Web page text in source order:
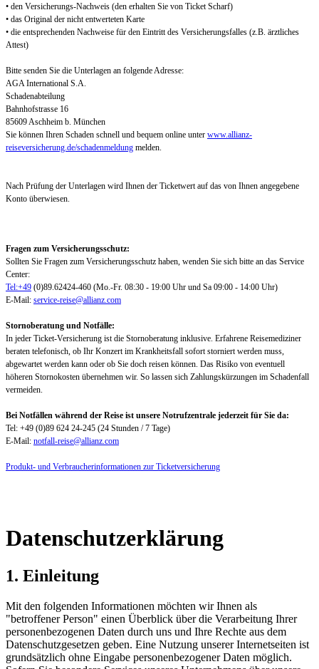
• den Versicherungs-Nachweis (den erhalten Sie von Ticket Scharf)
• das Original der nicht entwerteten Karte
• die entsprechenden Nachweise für den Eintritt des Versicherungsfalles (z.B. ärztliches
Attest)
Bitte senden Sie die Unterlagen an folgende Adresse:
AGA International S.A.
Schadenabteilung
Bahnhofstrasse 16
85609 Aschheim b. München
Sie können Ihren Schaden schnell und bequem online unter www.allianz-
reiseversicherung.de/schadenmeldung melden.
Nach Prüfung der Unterlagen wird Ihnen der Ticketwert auf das von Ihnen angegebene
Konto überwiesen.
Fragen zum Versicherungsschutz:
Sollten Sie Fragen zum Versicherungsschutz haben, wenden Sie sich bitte an das Service
Center:
Tel:+49 (0)89.62424-460 (Mo.-Fr. 08:30 - 19:00 Uhr und Sa 09:00 - 14:00 Uhr)
E-Mail: service-reise@allianz.com
Stornoberatung und Notfälle:
In jeder Ticket-Versicherung ist die Stornoberatung inklusive. Erfahrene Reisemediziner
beraten telefonisch, ob Ihr Konzert im Krankheitsfall sofort storniert werden muss,
abgewartet werden kann oder ob Sie doch reisen können. Das Risiko von eventuell
höheren Stornokosten übernehmen wir. So lassen sich Zahlungskürzungen im Schadenfall
vermeiden.
Bei Notfällen während der Reise ist unsere Notrufzentrale jederzeit für Sie da:
Tel: +49 (0)89 624 24-245 (24 Stunden / 7 Tage)
E-Mail: notfall-reise@allianz.com
Produkt- und Verbraucherinformationen zur Ticketversicherung
Datenschutzerklärung
1. Einleitung
Mit den folgenden Informationen möchten wir Ihnen als
"betroffener Person" einen Überblick über die Verarbeitung Ihrer
personenbezogenen Daten durch uns und Ihre Rechte aus dem
Datenschutzgesetzen geben. Eine Nutzung unserer Internetseiten ist
grundsätzlich ohne Eingabe personenbezogener Daten möglich.